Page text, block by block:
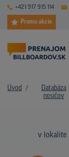
+421 917 915 114
Promo akcie
Úvod
Databáza
nosičov
v lokalite